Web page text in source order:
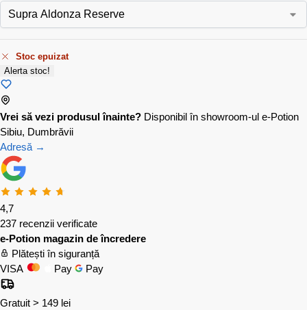
Stoc epuizat
Alerta stoc!
Vrei să vezi produsul înainte? Disponibil în showroom-ul e-Potion
Sibiu, Dumbrăvii
Adresă →
4,7
237 recenzii verificate
e-Potion magazin de încredere
Plătești în siguranță
VISA
Pay Pay
Gratuit > 149 lei